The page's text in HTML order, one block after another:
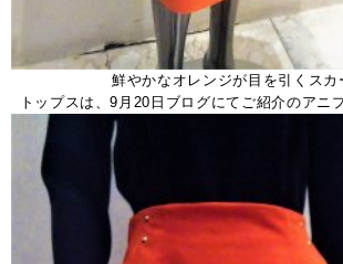
鮮やかなオレンジが目を引くス
トップスは、9月20日ブログにてご紹介のアニ